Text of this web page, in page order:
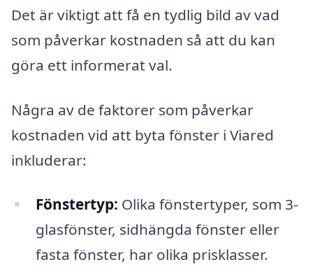
Det är viktigt att få en tydlig bild av vad
som påverkar kostnaden så att du kan
göra ett informerat val.
Några av de faktorer som påverkar
kostnaden vid att byta fönster i Viared
inkluderar:
Fönstertyp: Olika fönstertyper, som 3-
glasfönster, sidhängda fönster eller
fasta fönster, har olika prisklasser.